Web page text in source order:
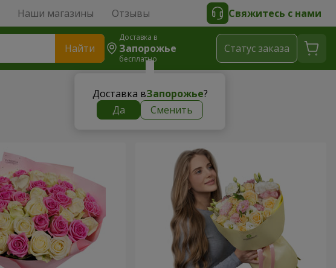
Наши магазины Отзывы Свяжитесь с нами
Найти
Доставка в
Запорожье
бесплатно
Доставка вЗапорожье?
Да
Сменить
Cтатус заказа